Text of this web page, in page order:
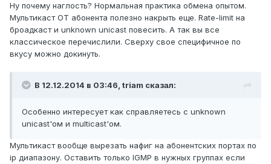
Ну почему наглость? Нормальная практика обмена опытом.
Мультикаст ОТ абонента полезно накрыть еще. Rate-limit на
броадкаст и unknown unicast повесить. А так вы все
классическое перечислили. Сверху свое специфичное по
вкусу можно докинуть.
В 12.12.2014 в 03:46, triam сказал:
Особенно интересует как справляетесь с unknown
unicast'ом и multicast'ом.
Мультикаст вообще вырезать нафиг на абонентских портах по
ip диапазону. Оставить только IGMP в нужных группах если